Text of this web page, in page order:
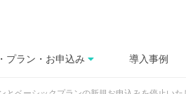
プラン・お申込み 導入事例